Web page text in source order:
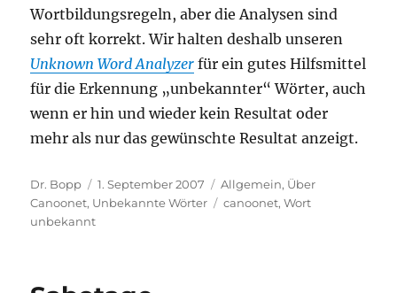
Wortbildungsregeln, aber die Analysen sind
sehr oft korrekt. Wir halten deshalb unseren
Unknown Word Analyzer für ein gutes Hilfsmittel
für die Erkennung „unbekannter“ Wörter, auch
wenn er hin und wieder kein Resultat oder
mehr als nur das gewünschte Resultat anzeigt.
Autor
Dr. Bopp
Veröffentlicht
am
1. September 2007 Kategorien
Allgemein, Über
Canoonet, Unbekannte Wörter Schlagwörter
canoonet,Wort
unbekannt